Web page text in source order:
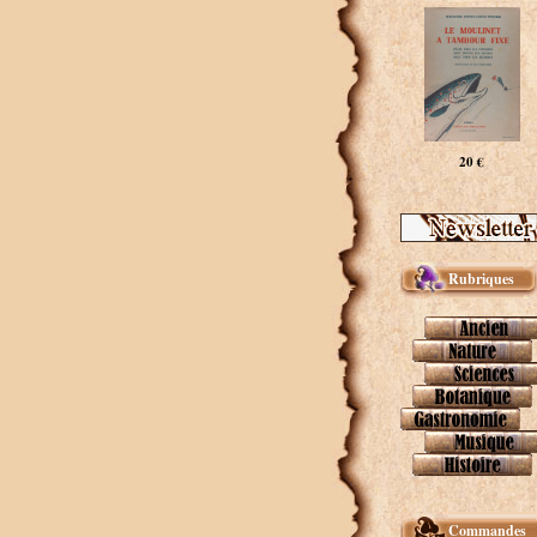
20 €
Rubriques
Commandes